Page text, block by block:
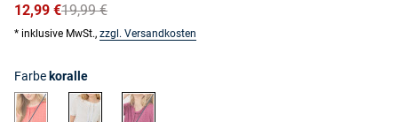
19,99 €
12,99 €
* inklusive MwSt., zzgl. Versandkosten
Farbekoralle
koralle
off-white waldbeere